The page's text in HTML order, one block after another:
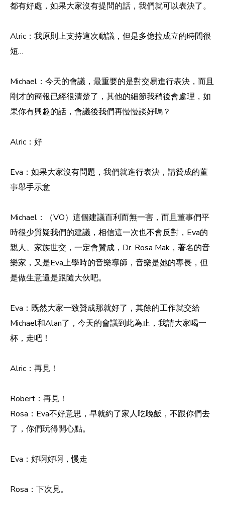
都有好處，如果大家沒有提問的話，我們就可以表決了。
Alric：我原則上支持這次動議，但是多億拉成立的時間很
短…
Michael：今天的會議，最重要的是對交易進行表決，而且
剛才的簡報已經很清楚了，其他的細節我稍後會處理，如
果你有興趣的話，會議後我們再慢慢談好嗎？
Alric：好
Eva：如果大家沒有問題，我們就進行表決，請贊成的董
事舉手示意
Michael：（VO）這個建議百利而無一害，而且董事們平
時很少質疑我們的建議，相信這一次也不會反對，Eva的
親人、家族世交，一定會贊成，Dr. Rosa Mak，著名的音
樂家，又是Eva上學時的音樂導師，音樂是她的專長，但
是做生意還是跟隨大伙吧。
Eva：既然大家一致贊成那就好了，其餘的工作就交給
Michael和Alan了，今天的會議到此為止，我請大家喝一
杯，走吧！
Alric：再見！
Robert：再見！
Rosa：Eva不好意思，早就約了家人吃晚飯，不跟你們去
了，你們玩得開心點。
Eva：好啊好啊，慢走
Rosa：下次見。